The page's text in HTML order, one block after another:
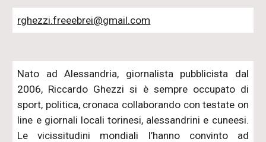
rghezzi.freeebrei@gmail.com
Nato ad Alessandria, giornalista pubblicista dal
2006, Riccardo Ghezzi si è sempre occupato di
sport, politica, cronaca collaborando con testate on
line e giornali locali torinesi, alessandrini e cuneesi.
Le vicissitudini mondiali l’hanno convinto ad